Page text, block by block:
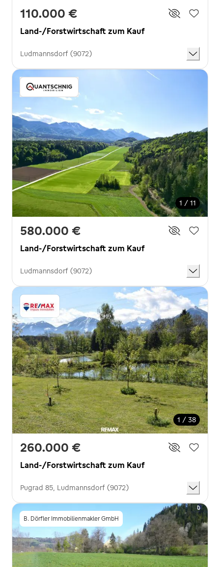
110.000 €
Land-/Forstwirtschaft zum Kauf
Ludmannsdorf (9072)
1 / 11
580.000 €
Land-/Forstwirtschaft zum Kauf
Ludmannsdorf (9072)
1 / 38
260.000 €
Land-/Forstwirtschaft zum Kauf
Pugrad 85, Ludmannsdorf (9072)
B. Dörfler Immobilienmakler GmbH